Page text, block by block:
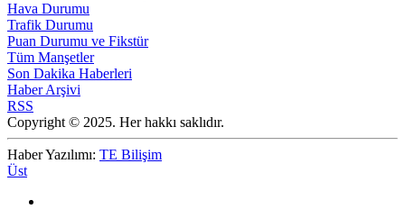
Hava Durumu
Trafik Durumu
Puan Durumu ve Fikstür
Tüm Manşetler
Son Dakika Haberleri
Haber Arşivi
RSS
Copyright © 2025. Her hakkı saklıdır.
Haber Yazılımı: TE Bilişim
Üst